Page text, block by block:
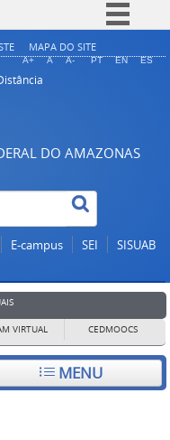
Simplifique!
Comunica BR
Legislação
Canais
MAPA DO SITE
A+ A A- PT EN ES
DO AMAZONAS
E-campus SEI
SISUAB
VIRTUAL CEDMOOCS
MENU